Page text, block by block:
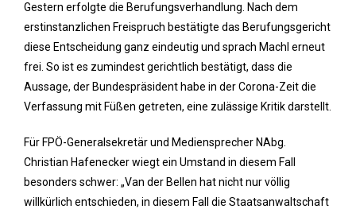
Gestern erfolgte die Berufungsverhandlung. Nach dem
erstinstanzlichen Freispruch bestätigte das Berufungsgericht
diese Entscheidung ganz eindeutig und sprach Machl erneut
frei. So ist es zumindest gerichtlich bestätigt, dass die
Aussage, der Bundespräsident habe in der Corona-Zeit die
Verfassung mit Füßen getreten, eine zulässige Kritik darstellt.
Für FPÖ-Generalsekretär und Mediensprecher NAbg.
Christian Hafenecker wiegt ein Umstand in diesem Fall
besonders schwer: „Van der Bellen hat nicht nur völlig
willkürlich entschieden, in diesem Fall die Staatsanwaltschaft